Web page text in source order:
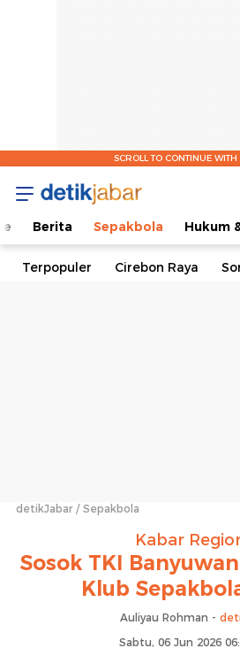
SCROLL TO CONTINUE WITH
Berita Sepakbola Hukum
Terpopuler Cirebon Raya
detikJabar Sepakbola
Kabar
Sosok TKI
Klub
Auliyau Rohman -
Sabtu, 06 Jun 2026